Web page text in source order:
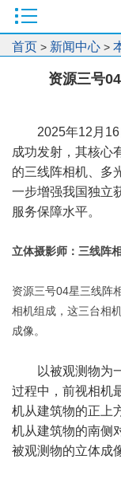
首页 > 新闻中心 >
资源三号
2025年12月
成功发射，其核心
的三线阵相机、多
一步增强我国独立
服务保障水平。
立体摄影师：三线阵
资源三号04星三线阵
相机组成，这三台相
成像。
以被观测物为
过程中，前视相机
机从建筑物的正上
机从建筑物的南侧
被观测物的立体成